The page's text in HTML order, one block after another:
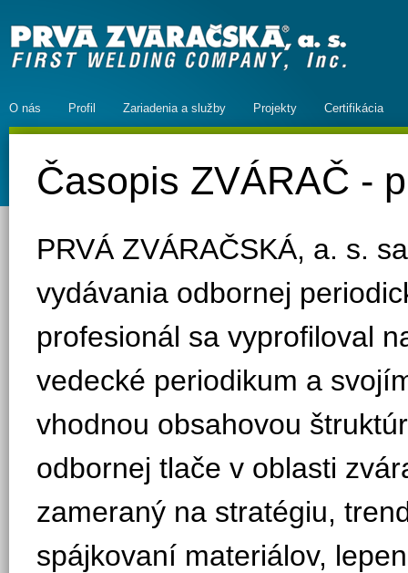
O nás Profil Zariadenia a služby Projekty Certifikácia
Časopis ZVÁRAČ -
PRVÁ ZVÁRAČSKÁ, a. s.
vydávania odbornej
profesionál sa vyprofiloval
vedecké periodikum a
vhodnou obsahovou
odbornej tlače v oblasti
zameraný na stratégiu,
spájkovaní materiálov,